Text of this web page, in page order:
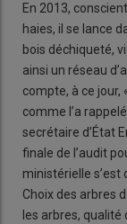
En 2013,
haies, il se lance
bois déchiqueté,
ainsi un réseau
compte, à ce jour,
comme l’a
secrétaire d’État
finale de l’audit
ministérielle s’est
Choix des arbres
les arbres,